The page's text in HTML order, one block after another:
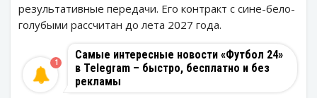
результативные передачи. Его контракт с сине-бело-
голубыми рассчитан до лета 2027 года.
Самые интересные новости «Футбол 24»
в Telegram – быстро, бесплатно и без
рекламы
1